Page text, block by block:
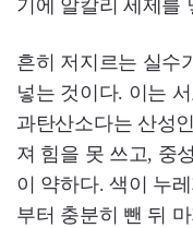
기에 알칼리 세제를
흔히 저지르는 실수
넣는 것이다. 이는
과탄산소다는 산성
져 힘을 못 쓰고, 중
이 약하다. 색이 누
부터 충분히 뺀 뒤